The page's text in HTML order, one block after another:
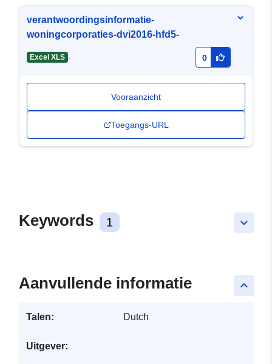
verantwoordingsinformatie-
woningcorporaties-dvi2016-hfd5-
Excel XLS - 0
Vooraanzicht
Toegangs-URL
keyboard_arrow_down
Keywords 1
keyboard_arrow_up
Aanvullende informatie
Talen: Dutch
Uitgever: